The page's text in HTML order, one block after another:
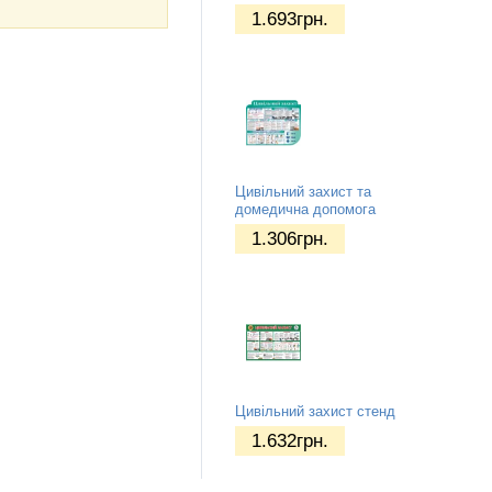
1.693грн.
Цивільний захист та
домедична допомога
1.306грн.
Цивільний захист стенд
1.632грн.